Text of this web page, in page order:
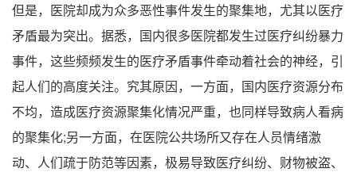
但是，医院却成为众多恶性事件发生的聚集地，尤其以医疗
矛盾最为突出。据悉，国内很多医院都发生过医疗纠纷暴力
事件，这些频频发生的医疗矛盾事件牵动着社会的神经，引
起人们的高度关注。究其原因，一方面，国内医疗资源分布
不均，造成医疗资源聚集化情况严重，也同样导致病人看病
的聚集化;另一方面，在医院公共场所又存在人员情绪激
动、人们疏于防范等因素，极易导致医疗纠纷、财物被盗、